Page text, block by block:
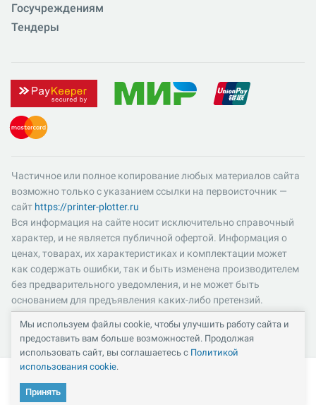
Кабинет
Госучреждениям
Тендеры
Частичное или полное копирование любых материалов сайта
возможно только с указанием ссылки на первоисточник —
сайт https://printer-plotter.ru
Вся информация на сайте носит исключительно справочный
характер, и не является публичной офертой. Информация о
ценах, товарах, их характеристиках и комплектации может
как содержать ошибки, так и быть изменена производителем
без предварительного уведомления, и не может быть
основанием для предъявления каких-либо претензий.
Пожалуйста, уточняйте существенные для вас характеристики
и компоненты комплектации товаров. Все цены указаны в
российских рублях и включают в себя НДС 22%.
Мы используем файлы cookie, чтобы улучшить работу сайта и
предоставить вам больше возможностей. Продолжая
использовать сайт, вы соглашаетесь с Политикой
использования cookie.
Принять